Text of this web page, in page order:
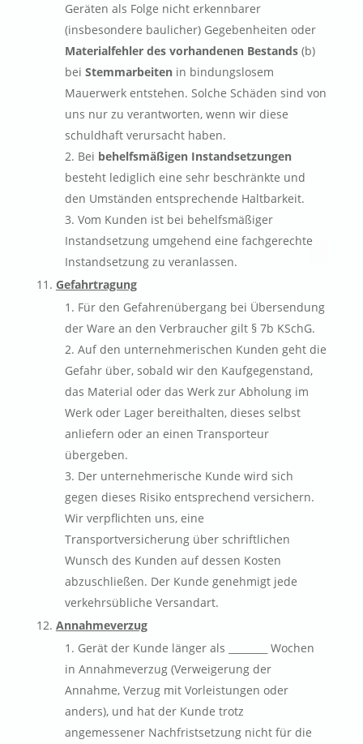
Geräten als Folge nicht erkennbarer
(insbesondere baulicher) Gegebenheiten oder
Materialfehler des vorhandenen Bestands(b)
bei Stemmarbeitenin bindungslosem
Mauerwerk entstehen. Solche Schäden sind von
uns nur zu verantworten, wenn wir diese
schuldhaft verursacht haben.
Bei behelfsmäßigen Instandsetzungen
besteht lediglich eine sehr beschränkte und
den Umständen entsprechende Haltbarkeit.
Vom Kunden ist bei behelfsmäßiger
Instandsetzung umgehend eine fachgerechte
Instandsetzung zu veranlassen.
Gefahrtragung
Für den Gefahrenübergang bei Übersendung
der Ware an den Verbraucher gilt § 7b KSchG.
Auf den unternehmerischen Kunden geht die
Gefahr über, sobald wir den Kaufgegenstand,
das Material oder das Werk zur Abholung im
Werk oder Lager bereithalten, dieses selbst
anliefern oder an einen Transporteur
übergeben.
Der unternehmerische Kunde wird sich
gegen dieses Risiko entsprechend versichern.
Wir verpflichten uns, eine
Transportversicherung über schriftlichen
Wunsch des Kunden auf dessen Kosten
abzuschließen. Der Kunde genehmigt jede
verkehrsübliche Versandart.
Annahmeverzug
Gerät der Kunde länger als ________ Wochen
in Annahmeverzug (Verweigerung der
Annahme, Verzug mit Vorleistungen oder
anders), und hat der Kunde trotz
angemessener Nachfristsetzung nicht für die